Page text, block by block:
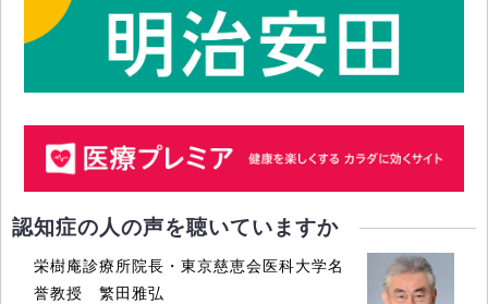
認知症の人の声を聴いていますか
栄樹庵診療所院長・東京慈恵会医科大学名
誉教授 繁田雅弘